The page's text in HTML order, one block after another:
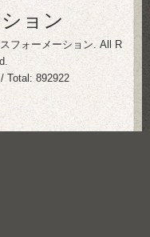
ョン
フォーメーション . All R
/ Total: 892922